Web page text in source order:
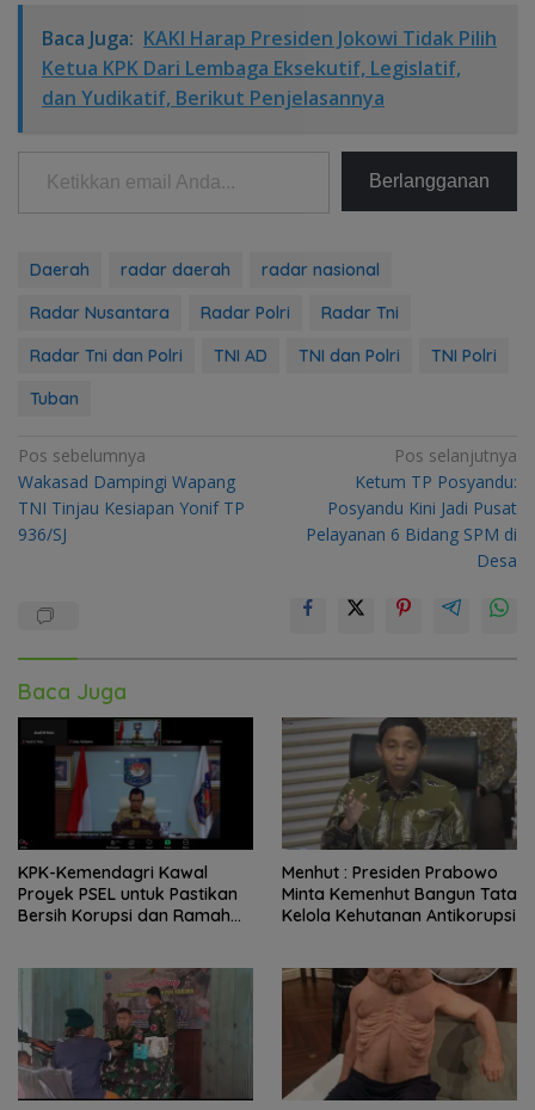
Baca Juga: KAKI Harap Presiden Jokowi Tidak Pilih
Ketua KPK Dari Lembaga Eksekutif, Legislatif,
dan Yudikatif, Berikut Penjelasannya
Ketikkan email Anda...
Berlangganan
Daerah radar daerah
radar nasional
Radar Nusantara
Radar Polri
Radar Tni
Radar Tni dan Polri
TNI AD TNI dan Polri
TNI Polri
Tuban
Navigasi
pos
Pos sebelumnya
Wakasad Dampingi Wapang
TNI Tinjau Kesiapan Yonif TP
936/SJ
Pos selanjutnya
Ketum TP Posyandu:
Posyandu Kini Jadi Pusat
Pelayanan 6 Bidang SPM di
Desa
Baca Juga
KPK-Kemendagri Kawal
Proyek PSEL untuk Pastikan
Bersih Korupsi dan Ramah
Menhut : Presiden Prabowo
Minta Kemenhut Bangun Tata
Kelola Kehutanan Antikorupsi